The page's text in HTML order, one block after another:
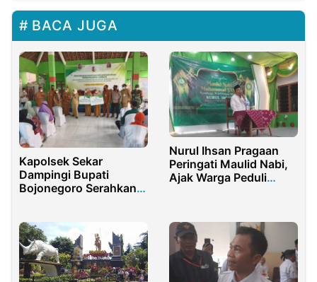
BACA JUGA
Kapolsek Sekar
Dampingi Bupati
Bojonegoro Serahkan
Nurul Ihsan Pragaan
Peringati Maulid Nabi,
Ajak Warga Peduli